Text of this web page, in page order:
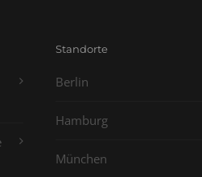
Standorte
Berlin
Hamburg
München